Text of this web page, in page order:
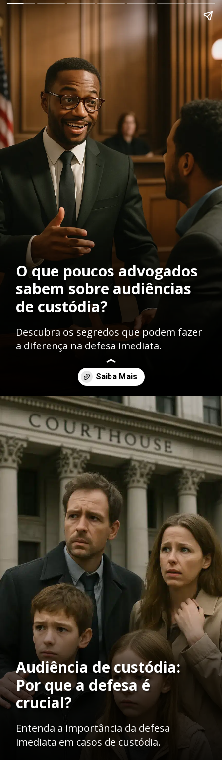
O que poucos advogados
sabem sobre audiências
de custódia?
Descubra os segredos que podem fazer
a diferença na defesa imediata.
Openinghttps://ademilsoncs.adv.br/
Audiência de custódia:
Por que a defesa é
crucial?
Entenda a importância da defesa
imediata em casos de custódia.